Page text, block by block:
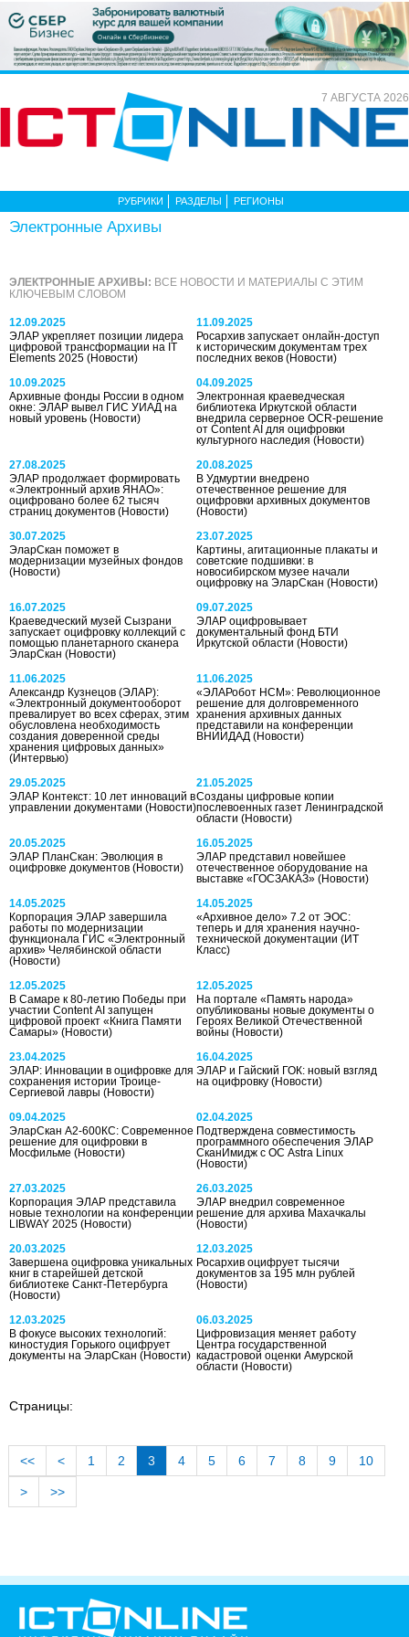
7 АВГУСТА 2026
РУБРИКИ РАЗДЕЛЫ РЕГИОНЫ
Электронные Архивы
ЭЛЕКТРОННЫЕ АРХИВЫ: ВСЕ НОВОСТИ И МАТЕРИАЛЫ С ЭТИМ
КЛЮЧЕВЫМ СЛОВОМ
12.09.2025
ЭЛАР укрепляет позиции лидера
цифровой трансформации на IT
Elements 2025 (Новости)
11.09.2025
Росархив запускает онлайн-доступ
к историческим документам трех
последних веков(Новости)
10.09.2025
Архивные фонды России в одном
окне: ЭЛАР вывел ГИС УИАД на
новый уровень (Новости)
04.09.2025
Электронная краеведческая
библиотека Иркутской области
внедрила серверное OCR-решение
от Content AI для оцифровки
культурного наследия(Новости)
27.08.2025
ЭЛАР продолжает формировать
«Электронный архив ЯНАО»:
оцифровано более 62 тысяч
страниц документов (Новости)
20.08.2025
В Удмуртии внедрено
отечественное решение для
оцифровки архивных документов
(Новости)
30.07.2025
ЭларСкан поможет в
модернизации музейных фондов
(Новости)
23.07.2025
Картины, агитационные плакаты и
советские подшивки: в
новосибирском музее начали
оцифровку на ЭларСкан(Новости)
16.07.2025
Краеведческий музей Сызрани
запускает оцифровку коллекций с
помощью планетарного сканера
ЭларСкан (Новости)
09.07.2025
ЭЛАР оцифровывает
документальный фонд БТИ
Иркутской области(Новости)
11.06.2025
Александр Кузнецов (ЭЛАР):
«Электронный документооборот
превалирует во всех сферах, этим
обусловлена необходимость
создания доверенной среды
хранения цифровых данных»
(Интервью)
11.06.2025
«ЭЛАРобот НСМ»: Революционное
решение для долговременного
хранения архивных данных
представили на конференции
ВНИИДАД(Новости)
29.05.2025
ЭЛАР Контекст: 10 лет инноваций в
управлении документами (Новости)
21.05.2025
Созданы цифровые копии
послевоенных газет Ленинградской
области(Новости)
20.05.2025
ЭЛАР ПланСкан: Эволюция в
оцифровке документов (Новости)
16.05.2025
ЭЛАР представил новейшее
отечественное оборудование на
выставке «ГОСЗАКАЗ»(Новости)
14.05.2025
Корпорация ЭЛАР завершила
работы по модернизации
функционала ГИС «Электронный
архив» Челябинской области
(Новости)
14.05.2025
«Архивное дело» 7.2 от ЭОС:
теперь и для хранения научно-
технической документации(ИТ
Класс)
12.05.2025
В Самаре к 80-летию Победы при
участии Content AI запущен
цифровой проект «Книга Памяти
Самары» (Новости)
12.05.2025
На портале «Память народа»
опубликованы новые документы о
Героях Великой Отечественной
войны(Новости)
23.04.2025
ЭЛАР: Инновации в оцифровке для
сохранения истории Троице-
Сергиевой лавры (Новости)
16.04.2025
ЭЛАР и Гайский ГОК: новый взгляд
на оцифровку(Новости)
09.04.2025
ЭларСкан А2-600КС: Современное
решение для оцифровки в
Мосфильме (Новости)
02.04.2025
Подтверждена совместимость
программного обеспечения ЭЛАР
СканИмидж с ОС Astra Linux
(Новости)
27.03.2025
Корпорация ЭЛАР представила
новые технологии на конференции
LIBWAY 2025 (Новости)
26.03.2025
ЭЛАР внедрил современное
решение для архива Махачкалы
(Новости)
20.03.2025
Завершена оцифровка уникальных
книг в старейшей детской
библиотеке Санкт-Петербурга
(Новости)
12.03.2025
Росархив оцифрует тысячи
документов за 195 млн рублей
(Новости)
12.03.2025
В фокусе высоких технологий:
киностудия Горького оцифрует
документы на ЭларСкан (Новости)
06.03.2025
Цифровизация меняет работу
Центра государственной
кадастровой оценки Амурской
области(Новости)
Страницы:
<< < 1 2 3 4 5 6 7 8 9 10
> >>